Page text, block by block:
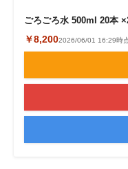
ごろごろ水 500ml 20本
￥8,2002026/06/01 16:29時